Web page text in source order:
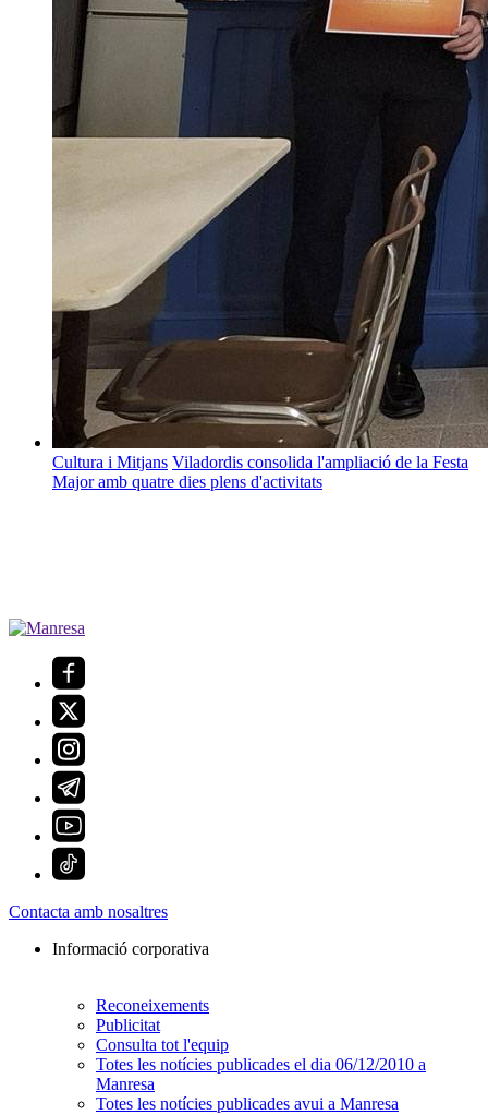
Cultura i Mitjans Viladordis consolida l'ampliació de la Festa
Major amb quatre dies plens d'activitats
Contacta amb nosaltres
Informació corporativa
Reconeixements
Publicitat
Consulta tot l'equip
Totes les notícies publicades el dia 06/12/2010 a
Manresa
Totes les notícies publicades avui a Manresa